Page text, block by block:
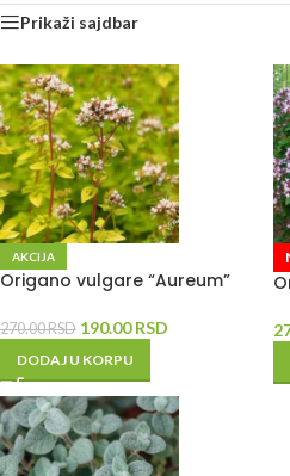
Prikaži sajdbar
AKCIJA
Origano vulgare “Aureum”
270.00RSD 190.00RSD
DODAJ U KORPU